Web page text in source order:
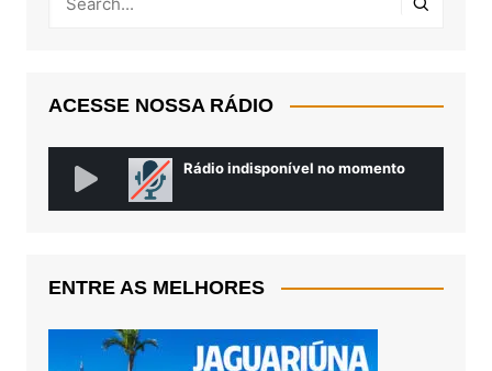
ACESSE NOSSA RÁDIO
ENTRE AS MELHORES